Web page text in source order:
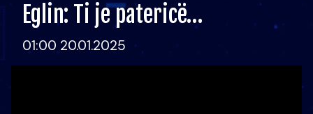
Eglin: Ti je patericë…
01:00 20.01.2025